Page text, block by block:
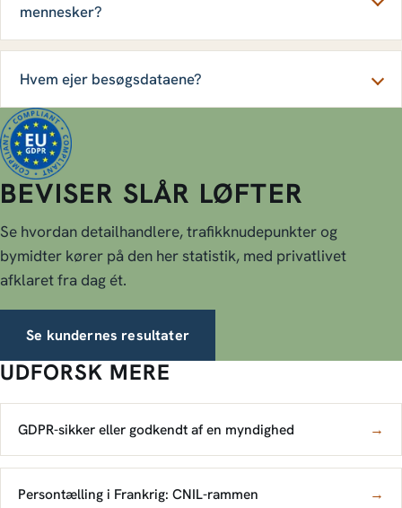
mennesker?
Hvem ejer besøgsdataene?
BEVISER SLÅR LØFTER
Se hvordan detailhandlere, trafikknudepunkter og
bymidter kører på den her statistik, med privatlivet
afklaret fra dag ét.
Se kundernes resultater
UDFORSK MERE
GDPR-sikker eller godkendt af en myndighed →
Persontælling i Frankrig: CNIL-rammen →